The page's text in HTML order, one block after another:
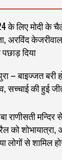
के लिए मोदी के
अरविंद
दिया
– बाइज्जत बरी
सच्चाई की हुई
राणीसती मन्दिर
को
लोगों से शामिल